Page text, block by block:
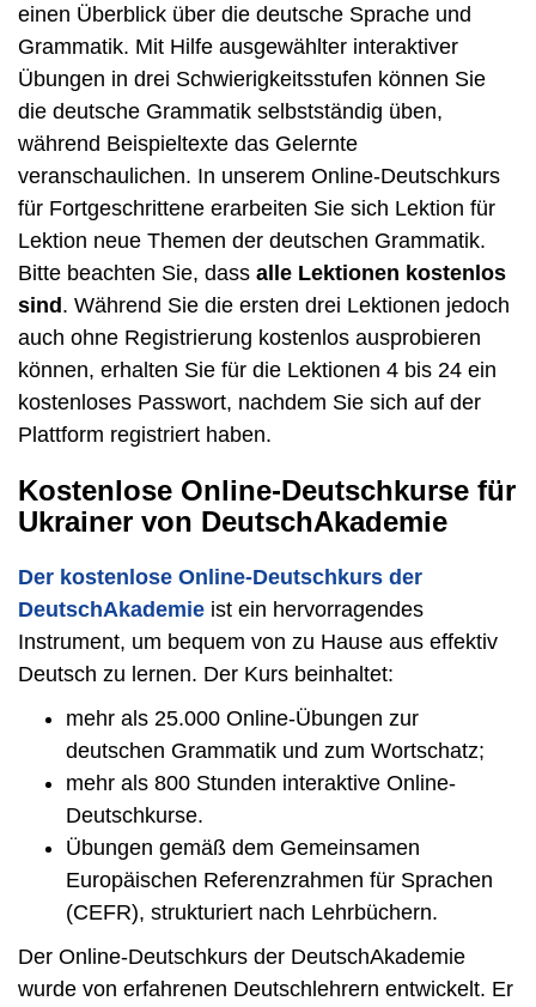
einen Überblick über die deutsche Sprache und
Grammatik. Mit Hilfe ausgewählter interaktiver
Übungen in drei Schwierigkeitsstufen können Sie
die deutsche Grammatik selbstständig üben,
während Beispieltexte das Gelernte
veranschaulichen. In unserem Online-Deutschkurs
für Fortgeschrittene erarbeiten Sie sich Lektion für
Lektion neue Themen der deutschen Grammatik.
Bitte beachten Sie, dass alle Lektionen kostenlos
sind. Während Sie die ersten drei Lektionen jedoch
auch ohne Registrierung kostenlos ausprobieren
können, erhalten Sie für die Lektionen 4 bis 24 ein
kostenloses Passwort, nachdem Sie sich auf der
Plattform registriert haben.
Kostenlose Online-Deutschkurse für
Ukrainer von DeutschAkademie
Der kostenlose Online-Deutschkurs der
DeutschAkademie ist ein hervorragendes
Instrument, um bequem von zu Hause aus effektiv
Deutsch zu lernen. Der Kurs beinhaltet:
mehr als 25.000 Online-Übungen zur
deutschen Grammatik und zum Wortschatz;
mehr als 800 Stunden interaktive Online-
Deutschkurse.
Übungen gemäß dem Gemeinsamen
Europäischen Referenzrahmen für Sprachen
(CEFR), strukturiert nach Lehrbüchern.
Der Online-Deutschkurs der DeutschAkademie
wurde von erfahrenen Deutschlehrern entwickelt. Er